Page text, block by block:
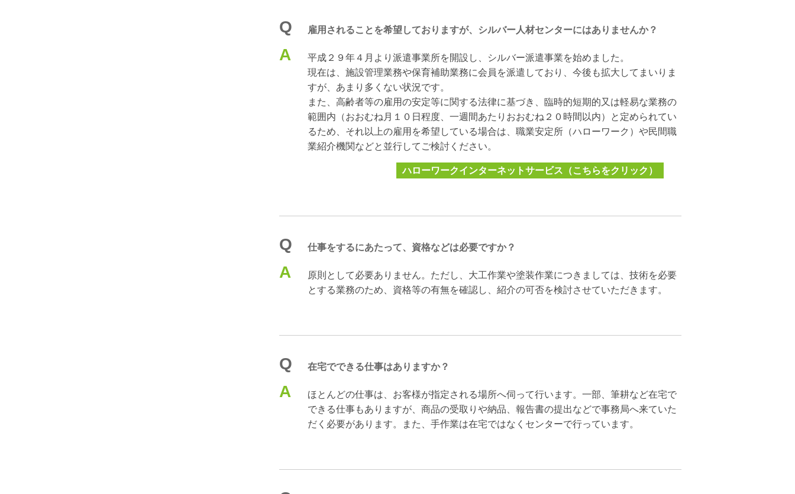
Q 雇用されることを希望しておりますが、シルバー人材センターにはありませんか？
A
平成２９年４月より派遣事業所を開設し、シルバー派遣事業を始めました。
現在は、施設管理業務や保育補助業務に会員を派遣しており、今後も拡大してまいりま
すが、あまり多くない状況です。
また、高齢者等の雇用の安定等に関する法律に基づき、臨時的短期的又は軽易な業務の
範囲内（おおむね月１０日程度、一週間あたりおおむね２０時間以内）と定められてい
るため、それ以上の雇用を希望している場合は、職業安定所（ハローワーク）や民間職
業紹介機関などと並行してご検討ください。
ハローワークインターネットサービス（こちらをクリック）
Q 仕事をするにあたって、資格などは必要ですか？
A
原則として必要ありません。ただし、大工作業や塗装作業につきましては、技術を必要
とする業務のため、資格等の有無を確認し、紹介の可否を検討させていただきます。
Q 在宅でできる仕事はありますか？
A
ほとんどの仕事は、お客様が指定される場所へ伺って行います。一部、筆耕など在宅で
できる仕事もありますが、商品の受取りや納品、報告書の提出などで事務局へ来ていた
だく必要があります。また、手作業は在宅ではなくセンターで行っています。